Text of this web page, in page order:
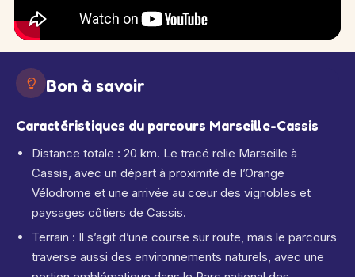
Bon à savoir
Caractéristiques du parcours Marseille-Cassis
Distance totale : 20 km. Le tracé relie Marseille à
Cassis, avec un départ à proximité de l’Orange
Vélodrome et une arrivée au cœur des vignobles et
paysages côtiers de Cassis.
Terrain : Il s’agit d’une course sur route, mais le parcours
traverse aussi des environnements naturels, avec une